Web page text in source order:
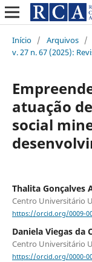
Início / Arquivos /
v. 27 n. 67 (2025):
atuação
social
Thalita Gonçalves
Centro Universitário
https://orcid.org/0009-
Daniela Viegas da
Centro Universitário
https://orcid.org/0000-